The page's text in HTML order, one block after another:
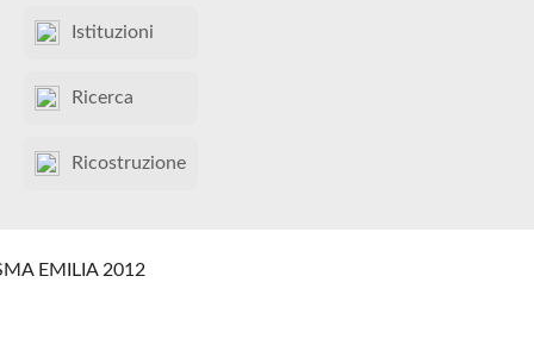
Istituzioni
Ricerca
Ricostruzione
EMILIA 2012